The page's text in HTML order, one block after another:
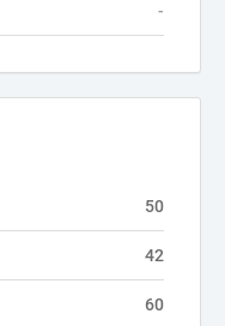
-
50
42
60